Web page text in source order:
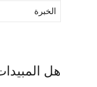
الخبرة
هل